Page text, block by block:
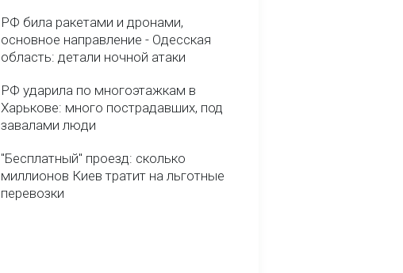
РФ била ракетами и дронами,
основное направление - Одесская
область: детали ночной атаки
РФ ударила по многоэтажкам в
Харькове: много пострадавших, под
завалами люди
"Бесплатный" проезд: сколько
миллионов Киев тратит на льготные
перевозки